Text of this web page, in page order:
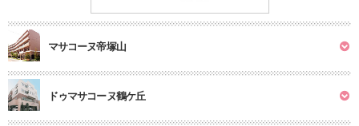
マサコーヌ帝塚山
ドゥマサコーヌ鶴ケ丘